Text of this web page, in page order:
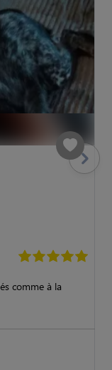
comme à la
Suivant